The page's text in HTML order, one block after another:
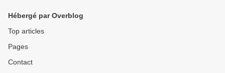
Hébergé par Overblog
Top articles
Pages
Contact